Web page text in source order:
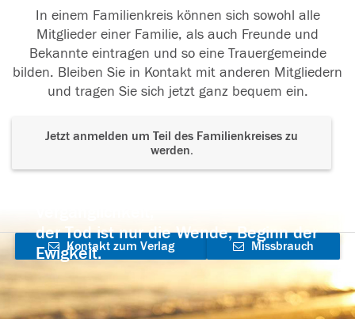
In einem Familienkreis können sich sowohl alle
Mitglieder einer Familie, als auch Freunde und
Bekannte eintragen und so eine Trauergemeinde
bilden. Bleiben Sie in Kontakt mit anderen Mitgliedern
und tragen Sie sich jetzt ganz bequem ein.
Jetzt anmelden um Teil des Familienkreises zu
werden.
der Tod ist nur die Wende, Beginn der
Ewigkeit.
Kontakt zum Verlag
aufnehmen
Missbrauch